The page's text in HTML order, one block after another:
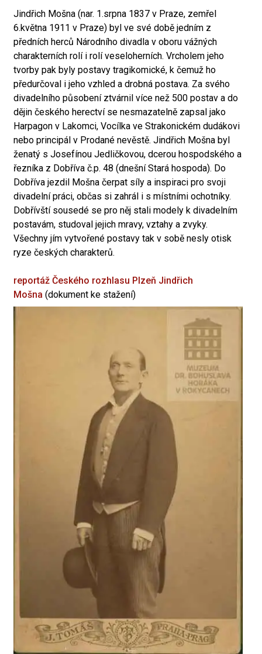
Jindřich Mošna (nar. 1.srpna 1837 v Praze, zemřel
6.května 1911 v Praze) byl ve své době jedním z
předních herců Národního divadla v oboru vážných
charakterních rolí i rolí veseloherních. Vrcholem jeho
tvorby pak byly postavy tragikomické, k čemuž ho
předurčoval i jeho vzhled a drobná postava. Za svého
divadelního působení ztvárnil více než 500 postav a do
dějin českého herectví se nesmazatelně zapsal jako
Harpagon v Lakomci, Vocílka ve Strakonickém dudákovi
nebo principál v Prodané nevěstě. Jindřich Mošna byl
ženatý s Josefínou Jedličkovou, dcerou hospodského a
řezníka z Dobříva č.p. 48 (dnešní Stará hospoda). Do
Dobříva jezdil Mošna čerpat síly a inspiraci pro svoji
divadelní práci, občas si zahrál i s místními ochotníky.
Dobřívští sousedé se pro něj stali modely k divadelním
postavám, studoval jejich mravy, vztahy a zvyky.
Všechny jím vytvořené postavy tak v sobě nesly otisk
ryze českých charakterů.
reportáž Českého rozhlasu Plzeň Jindřich
Mošna (dokument ke stažení)